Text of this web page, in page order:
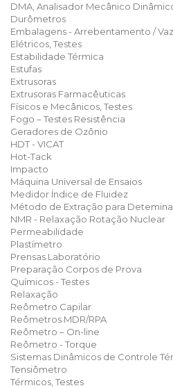
DMA, Analisador Mecânico
Durômetros
Embalagens - Arrebentamento /
Elétricos, Testes
Estabilidade Térmica
Estufas
Extrusoras
Extrusoras Farmacêuticas
Físicos e Mecânicos, Testes
Fogo – Testes Resistência
Geradores de Ozônio
HDT - VICAT
Hot-Tack
Impacto
Máquina Universal de Ensaios
Medidor Índice de Fluidez
Método de Extração para
NMR - Relaxação Rotação Nuclear
Permeabilidade
Plastímetro
Prensas Laboratório
Preparação Corpos de Prova
Químicos - Testes
Relaxação
Reômetro Capilar
Reômetros MDR/RPA
Reômetro – On-line
Reômetro - Torque
Sistemas Dinâmicos de Controle
Tensiômetro
Térmicos, Testes